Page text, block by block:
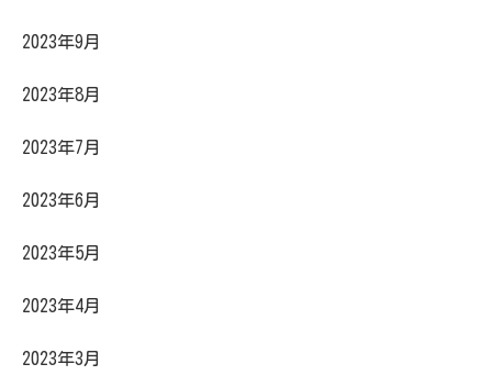
2023年9月
2023年8月
2023年7月
2023年6月
2023年5月
2023年4月
2023年3月